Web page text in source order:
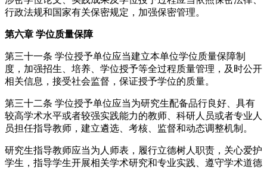
行政法规和国家有关保密规定，加强保密管理。
第六章 学位质量保障
第三十一条 学位授予单位应当建立本单位学位质量保障制
度，加强招生、培养、学位授予等全过程质量管理，及时公开
相关信息，接受社会监督，保证授予学位的质量。
第三十二条 学位授予单位应当为研究生配备品行良好、具有
较高学术水平或者较强实践能力的教师、科研人员或者专业人
员担任指导教师，建立遴选、考核、监督和动态调整机制。
研究生指导教师应当为人师表，履行立德树人职责，关心爱护
学生，指导学生开展相关学术研究和专业实践、遵守学术道德